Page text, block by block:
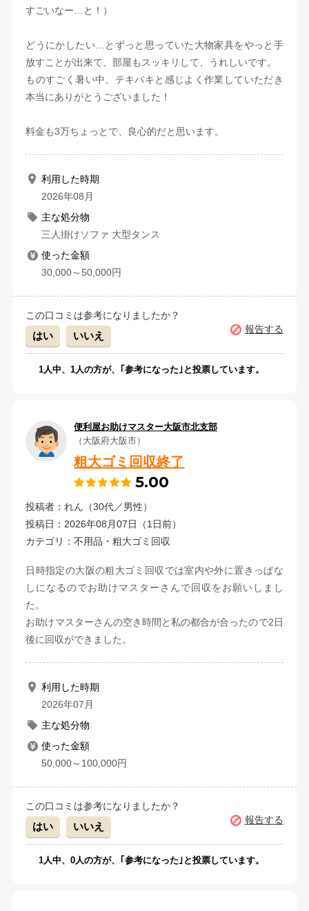
すごいなー…と！）
どうにかしたい…とずっと思っていた大物家具をやっと手
放すことが出来て、部屋もスッキリして、うれしいです。
ものすごく暑い中、テキパキと感じよく作業していただき
本当にありがとうございました！
料金も3万ちょっとで、良心的だと思います。
利用した時期
2026年08月
主な処分物
三人掛けソファ 大型タンス
使った金額
30,000～50,000円
この口コミは参考になりましたか？
はい いいえ
報告する
1 人中、1 人の方が、｢参考になった｣と投票しています。
便利屋お助けマスター大阪市北支部
（大阪府大阪市）
粗大ゴミ回収終了
5.00
投稿者：れん（30代／男性）
投稿日：2026年08月07日（1日前）
カテゴリ：不用品・粗大ゴミ回収
日時指定の大阪の粗大ゴミ回収では室内や外に置きっぱな
しになるのでお助けマスターさんで回収をお願いしまし
た。
お助けマスターさんの空き時間と私の都合が合ったので2日
後に回収ができました。
利用した時期
2026年07月
主な処分物
使った金額
50,000～100,000円
この口コミは参考になりましたか？
はい いいえ
報告する
1 人中、0 人の方が、｢参考になった｣と投票しています。